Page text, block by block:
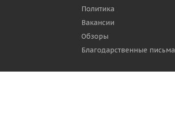
Политика
Вакансии
Обзоры
Благодарственные письма